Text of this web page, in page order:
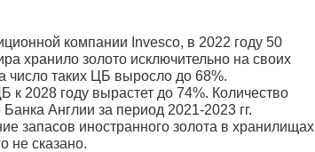
компании Invesco, в 2022 году 50
хранило золото исключительно на своих
число таких ЦБ выросло до 68%.
к 2028 году вырастет до 74%. Количество
Англии за период 2021-2023 гг.
запасов иностранного золота в хранилищах
не сказано.